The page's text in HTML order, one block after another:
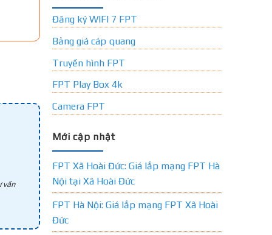
vấn
Đăng ký WIFI 7 FPT
Bảng giá cáp quang
Truyền hình FPT
FPT Play Box 4k
Camera FPT
Mới cập nhật
FPT Xã Hoài Đức: Giá lắp mạng FPT Hà
Nội tại Xã Hoài Đức
FPT Hà Nội: Giá lắp mạng FPT Xã Hoài
Đức